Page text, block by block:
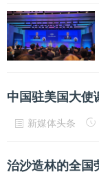
新媒体头条